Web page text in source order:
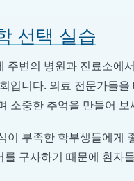
선택 실습
변의 병원과 진료소에
입니다. 의료 전문가들
소중한 추억을 만들어 보
부족한 학부생들에게
구사하기 때문에 환자